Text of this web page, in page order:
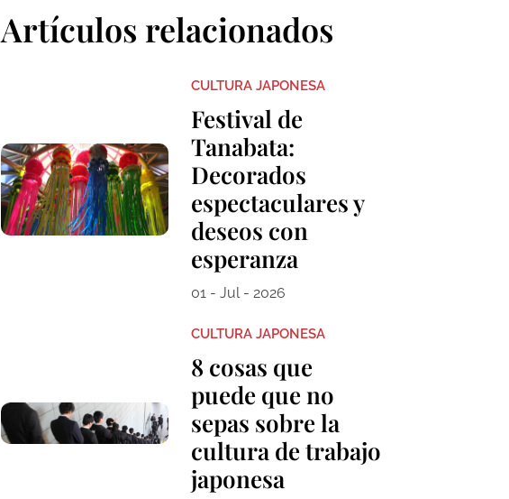
Artículos relacionados
CULTURA JAPONESA
Festival de
Tanabata:
Decorados
espectaculares y
deseos con
esperanza
01 - Jul - 2026
CULTURA JAPONESA
8 cosas que
puede que no
sepas sobre la
cultura de trabajo
japonesa